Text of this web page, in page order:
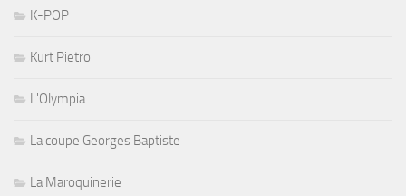
K-POP
Kurt Pietro
L'Olympia
La coupe Georges Baptiste
La Maroquinerie